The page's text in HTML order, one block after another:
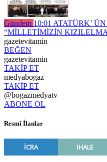
Gündem 10:01 ATATÜRK’
“MİLLETİMİZİN
gazetevitamin
BEĞEN
gazetevitamin
TAKİP ET
medyabogaz
TAKİP ET
@bogazmedyatv
ABONE OL
Resmî İlanlar